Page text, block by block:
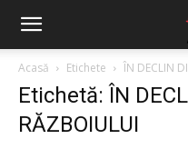
Acasă Etichete ÎN DECLIN
Etichetă: ÎN
RĂZBOIULUI